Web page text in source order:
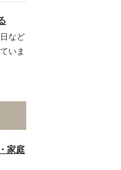
など
いま
家庭